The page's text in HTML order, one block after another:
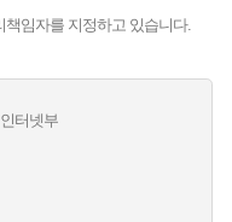
임자를 지정하고 있습니다.
터넷부